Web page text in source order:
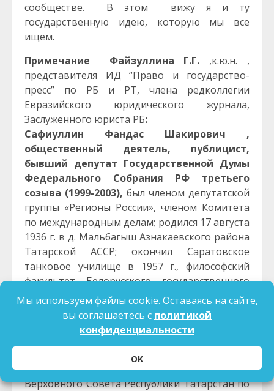
сообществе. В этом вижу я и ту
государственную идею, которую мы все
ищем.
Примечание Файзуллина Г.Г. ,к.ю.н. ,
представителя ИД “Право и государство-
пресс” по РБ и РТ, члена редколлегии
Евразийского юридического журнала,
Заслуженного юриста РБ:
Сафиуллин Фандас Шакирович ,
общественный деятель, публицист,
бывший депутат Государственной Думы
Федерального Собрания РФ третьего
созыва (1999-2003), был членом депутатской
группы «Регионы России», членом Комитета
по международным делам; родился 17 августа
1936 г. в д. Мальбагыш Азнакаевского района
Татарской АССР; окончил Саратовское
танковое училище в 1957 г., философский
факультет Белорусского государственного
университета в 1970 г.; 1954-1988 — служба в
Вооруженных Силах СССР, включая работу в
должности преподавателя Казанского
высшего командно-инженерного училища;
полковник в отставке; 1990-1995 — народный
депутат, председатель постоянной Комиссии
Верховного Совета Республики Татарстан по
Мы используем файлы cookie. Оставаясь на сайте,
вы соглашаетесь с политикой
конфиденциальности
OK